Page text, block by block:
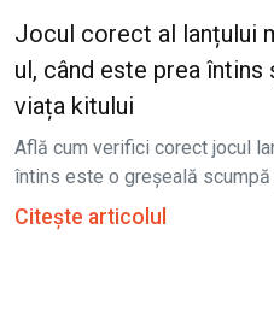
Jocul corect al lanțului
ul, când este prea
viața kitului
Află cum verifici corect jocul
întins este o greșeală scumpă
Citește articolul